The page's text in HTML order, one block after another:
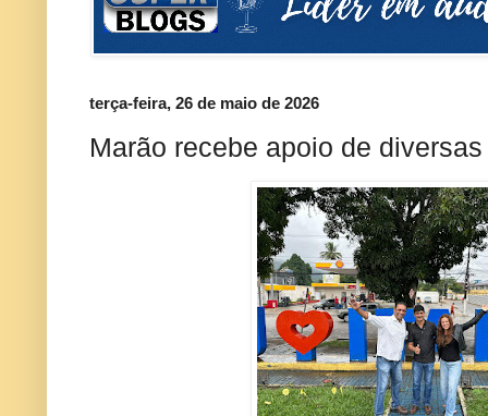
terça-feira, 26 de maio de 2026
Marão recebe apoio de